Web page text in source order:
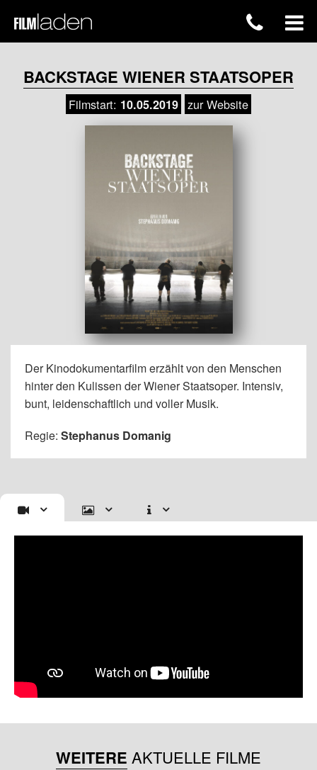
BACKSTAGE WIENER STAATSOPER
Filmstart: 10.05.2019 zur Website
Der Kinodokumentarfilm erzählt von den Menschen
hinter den Kulissen der Wiener Staatsoper. Intensiv,
bunt, leidenschaftlich und voller Musik.
Regie: Stephanus Domanig
WEITERE AKTUELLE FILME